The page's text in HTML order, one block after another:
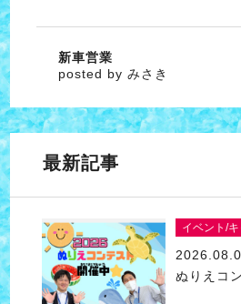
新車営業
posted by みさき
最新記事
イベント/
ぬりえコ